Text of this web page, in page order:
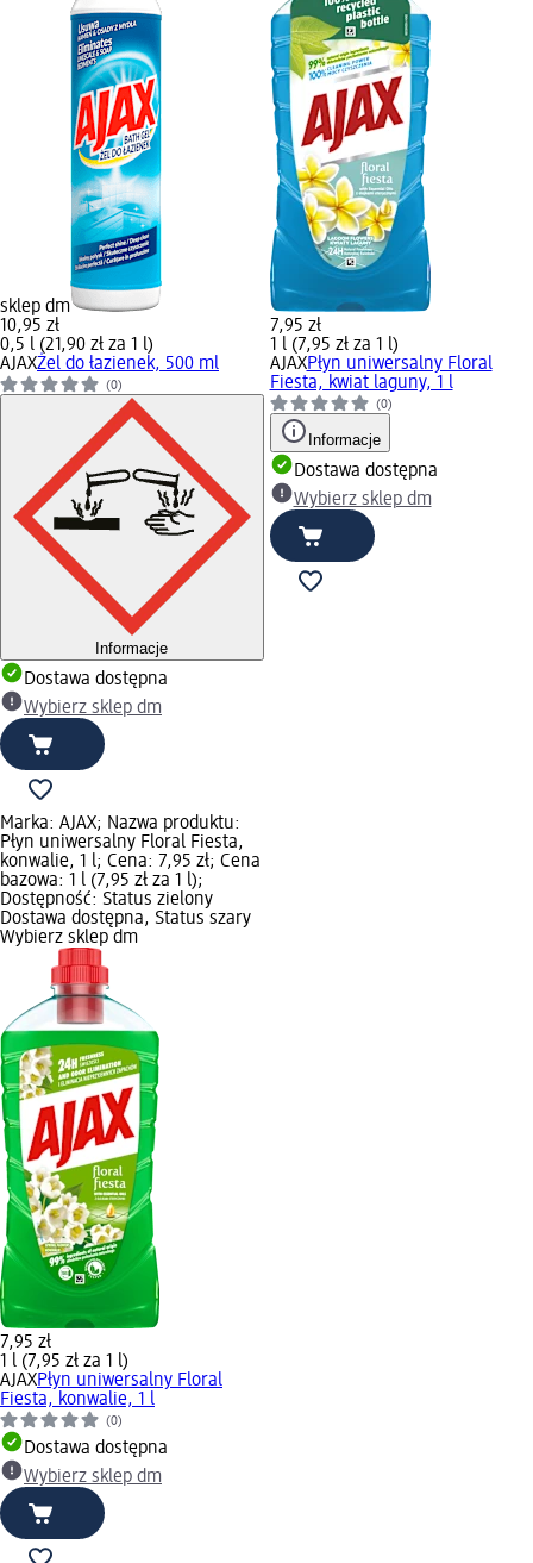
sklep dm
10,95 zł
0,5 l (21,90 zł za 1 l)
AJAXŻel do łazienek, 500 ml
(0)
Informacje
Dostawa dostępna
Wybierz sklep dm
7,95 zł
1 l (7,95 zł za 1 l)
AJAXPłyn uniwersalny Floral
Fiesta, kwiat laguny, 1 l
(0)
Informacje
Dostawa dostępna
Wybierz sklep dm
Marka: AJAX; Nazwa produktu:
Płyn uniwersalny Floral Fiesta,
konwalie, 1 l; Cena: 7,95 zł; Cena
bazowa: 1 l (7,95 zł za 1 l);
Dostępność: Status zielony
Dostawa dostępna, Status szary
Wybierz sklep dm
7,95 zł
1 l (7,95 zł za 1 l)
AJAXPłyn uniwersalny Floral
Fiesta, konwalie, 1 l
(0)
Dostawa dostępna
Wybierz sklep dm